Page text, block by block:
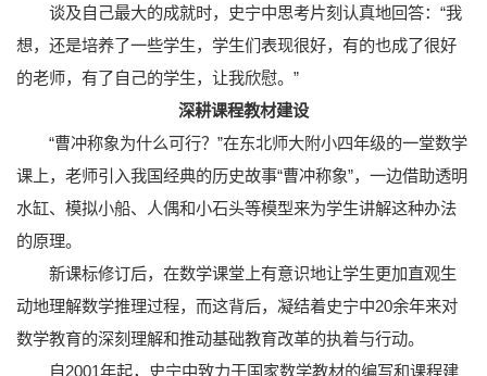
谈及自己最大的成就时，史宁中思考片刻认真地回答：“我
想，还是培养了一些学生，学生们表现很好，有的也成了很好
的老师，有了自己的学生，让我欣慰。”
深耕课程教材建设
“曹冲称象为什么可行？”在东北师大附小四年级的一堂数学
课上，老师引入我国经典的历史故事“曹冲称象”，一边借助透明
水缸、模拟小船、人偶和小石头等模型来为学生讲解这种办法
的原理。
新课标修订后，在数学课堂上有意识地让学生更加直观生
动地理解数学推理过程，而这背后，凝结着史宁中20余年来对
数学教育的深刻理解和推动基础教育改革的执着与行动。
自2001年起，史宁中致力于国家数学教材的编写和课程建